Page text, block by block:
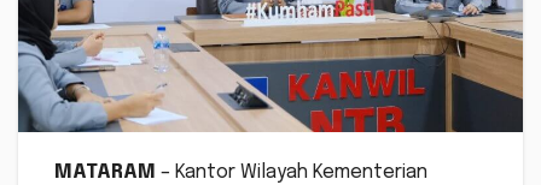
MATARAM – Kantor Wilayah Kementerian